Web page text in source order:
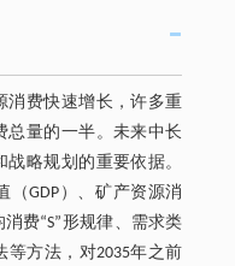
消费快速增长，许多重
总量的一半。未来中长
略规划的重要依据。
GDP）、矿产资源消
费“S”形规律、需求类
等方法，对2035年之前